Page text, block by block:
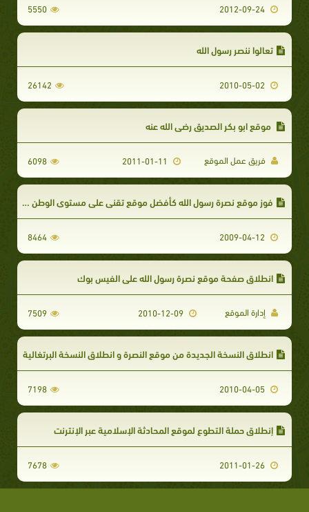
5550
تعالوا ننصر رسول الله
26142
موقع ابو بكر الصديق رضي الله عنه
فريق عمل الموقع 6098
فوز موقع نصرة رسول الله كأفضل موقع تقني علي مستوي الوطن العربي
8464
انطلاق صفحة موقع نصرة رسول الله علي الفيس بوك
إدارة الموقع 2010-12-09
7509
انطلاق النسخة الجديدة من موقع النصرة و انطلاق النسخة البرتغالية
7198
إنطلاق حملة التطوع لموقع المحادثة الإسلامية عبر الإنترنت‏
7678